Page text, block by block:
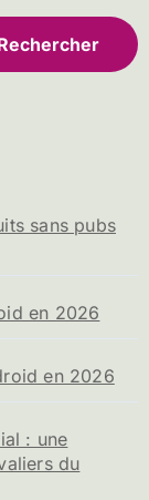
sans pubs
en 2026
en 2026
: une
du